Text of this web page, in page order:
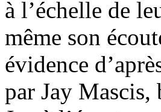
à l’échelle de
même son
évidence
par Jay Mascis,